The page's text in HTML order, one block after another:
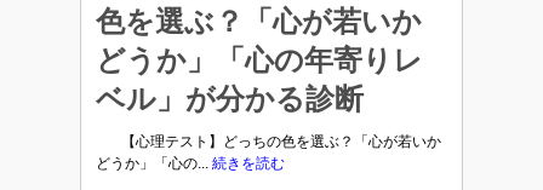
色を選ぶ？「心が若いか
どうか」「心の年寄りレ
ベル」が分かる診断
【心理テスト】どっちの色を選ぶ？「心が若いか
どうか」「心の... 続きを読む